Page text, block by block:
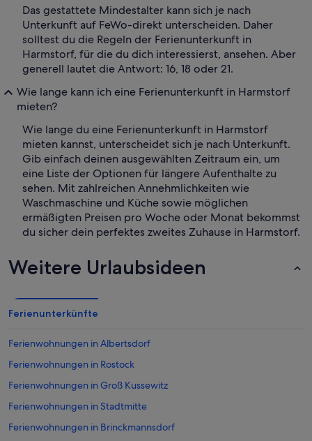
Das gestattete Mindestalter kann sich je nach
Unterkunft auf FeWo-direkt unterscheiden. Daher
solltest du die Regeln der Ferienunterkunft in
Harmstorf, für die du dich interessierst, ansehen. Aber
generell lautet die Antwort: 16, 18 oder 21.
Wie lange kann ich eine Ferienunterkunft in Harmstorf
mieten?
Wie lange du eine Ferienunterkunft in Harmstorf
mieten kannst, unterscheidet sich je nach Unterkunft.
Gib einfach deinen ausgewählten Zeitraum ein, um
eine Liste der Optionen für längere Aufenthalte zu
sehen. Mit zahlreichen Annehmlichkeiten wie
Waschmaschine und Küche sowie möglichen
ermäßigten Preisen pro Woche oder Monat bekommst
du sicher dein perfektes zweites Zuhause in Harmstorf.
Weitere Urlaubsideen
Ferienunterkünfte
Ferienwohnungen in Albertsdorf
Ferienwohnungen in Rostock
Ferienwohnungen in Groß Kussewitz
Ferienwohnungen in Stadtmitte
Ferienwohnungen in Brinckmannsdorf